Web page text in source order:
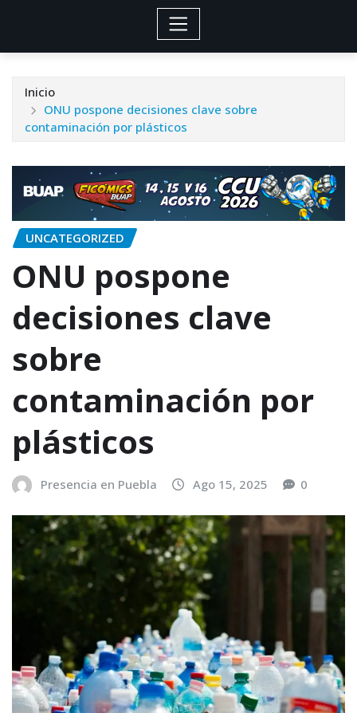
Inicio
ONU pospone decisiones clave sobre
contaminación por plásticos
UNCATEGORIZED
ONU pospone
decisiones clave
sobre
contaminación por
plásticos
Presencia en Puebla Ago 15, 2025 0